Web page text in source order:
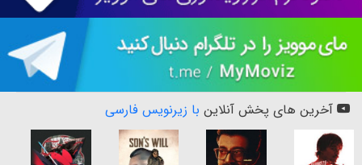
آخرین های پخش آنلاین با زیرنویس فارسی